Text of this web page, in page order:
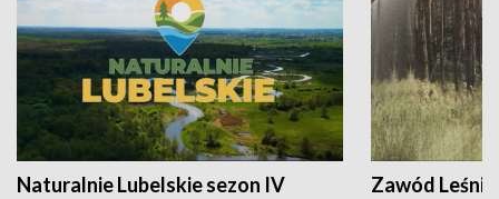
Naturalnie Lubelskie sezon IV Zawód Leśnik